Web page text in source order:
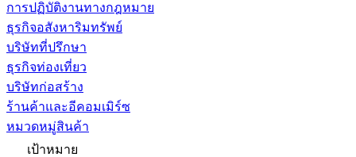
การปฏิบัติงานทางกฎหมาย
ธุรกิจอสังหาริมทรัพย์
บริษัทที่ปรึกษา
ธุรกิจท่องเที่ยว
บริษัทก่อสร้าง
ร้านค้าและอีคอมเมิร์ซ
หมวดหมู่สินค้า
เป้าหมาย